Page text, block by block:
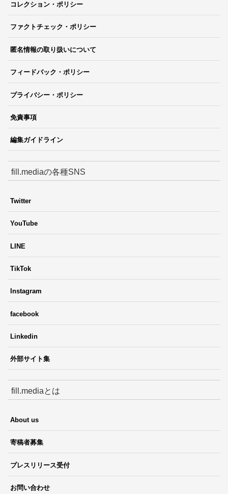
コレクション・ポリシー
ファクトチェック・ポリシー
匿名情報の取り扱いについて
フィードバック・ポリシー
プライバシー・ポリシー
免責事項
編集ガイドライン
fill.mediaの各種SNS
Twitter
YouTube
LINE
TikTok
Instagram
facebook
Linkedin
外部サイト集
fill.mediaとは
About us
寄稿者募集
プレスリリース受付
お問い合わせ